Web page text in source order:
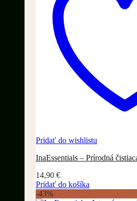
Pridať do wishlistu
InaEssentials – Prírodná
14,90 €
Pridať do košíka
-43%